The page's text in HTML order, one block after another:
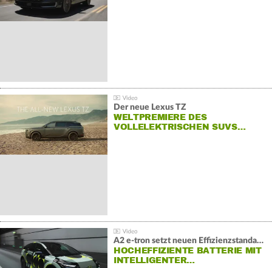
Der neue Lexus TZ
WELTPREMIERE DES
VOLLELEKTRISCHEN SUVS…
A2 e-tron setzt neuen Effizienzstandard bei Audi
HOCHEFFIZIENTE BATTERIE MIT
INTELLIGENTER…